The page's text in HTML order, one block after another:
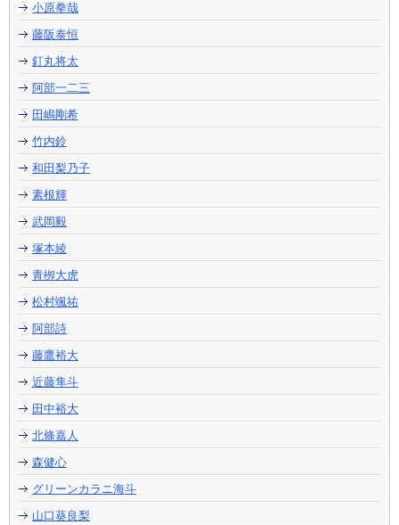
小原拳哉
藤阪泰恒
釘丸将太
阿部一二三
田嶋剛希
竹内鈴
和田梨乃子
素根輝
武岡毅
塚本綾
青栁大虎
松村颯祐
阿部詩
藤鷹裕大
近藤隼斗
田中裕大
北條嘉人
森健心
グリーンカラニ海斗
山口葵良梨